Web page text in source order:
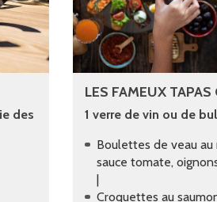
des
LES FAMEUX TAPAS
1 verre de vin ou de
Boulettes de veau au
sauce tomate,
|
Croquettes au